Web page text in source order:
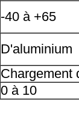
-40 à +65
D'aluminium
Chargement
0 à 10